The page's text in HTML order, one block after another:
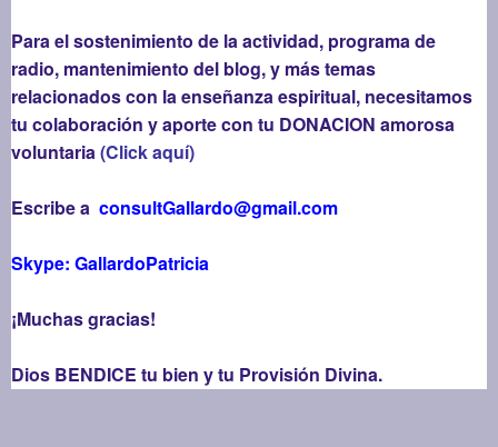
Para el sostenimiento de la actividad, programa de
radio, mantenimiento del blog, y más temas
relacionados con la enseñanza espiritual, necesitamos
tu colaboración y aporte con tu DONACION amorosa
voluntaria(Click aquí)
Escribe a consultGallardo@gmail.com
Skype: GallardoPatricia
¡Muchas gracias!
Dios BENDICE tu bien y tu Provisión Divina.